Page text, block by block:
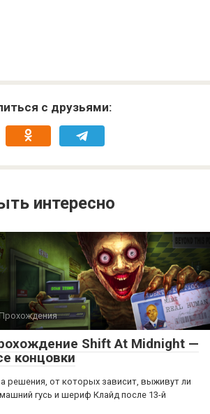
с друзьями:
интересно
Прохождения
Shift At Midnight —
концовки
решения, от которых зависит, выживут ли
гусь и шериф Клайд после 13-й